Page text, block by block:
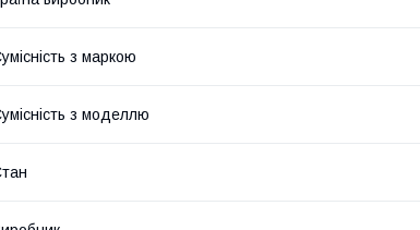
з маркою
з моделлю